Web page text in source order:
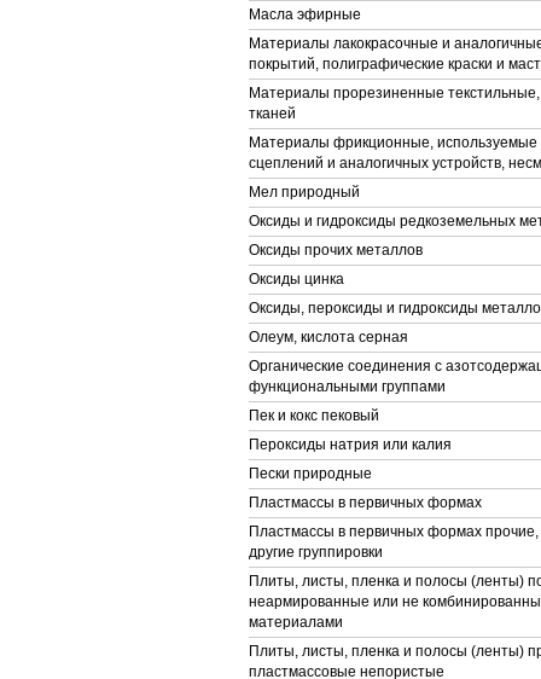
Масла эфирные
Материалы лакокрасочные и
покрытий, полиграфические краски и
Материалы прорезиненные
тканей
Материалы фрикционные, используемые
сцеплений и аналогичных устройств,
Мел природный
Оксиды и гидроксиды редкоземельных
Оксиды прочих металлов
Оксиды цинка
Оксиды, пероксиды и гидроксиды
Олеум, кислота серная
Органические соединения с
функциональными группами
Пек и кокс пековый
Пероксиды натрия или калия
Пески природные
Пластмассы в первичных формах
Пластмассы в первичных формах
другие группировки
Плиты, листы, пленка и полосы (ленты)
неармированные или не
материалами
Плиты, листы, пленка и полосы (ленты)
пластмассовые непористые